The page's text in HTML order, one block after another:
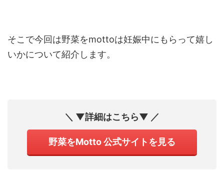
そこで今回は野菜をmottoは妊娠中にもらって嬉し
いかについて紹介します。
＼ ▼詳細はこちら▼ ／
野菜をMotto 公式サイトを見る